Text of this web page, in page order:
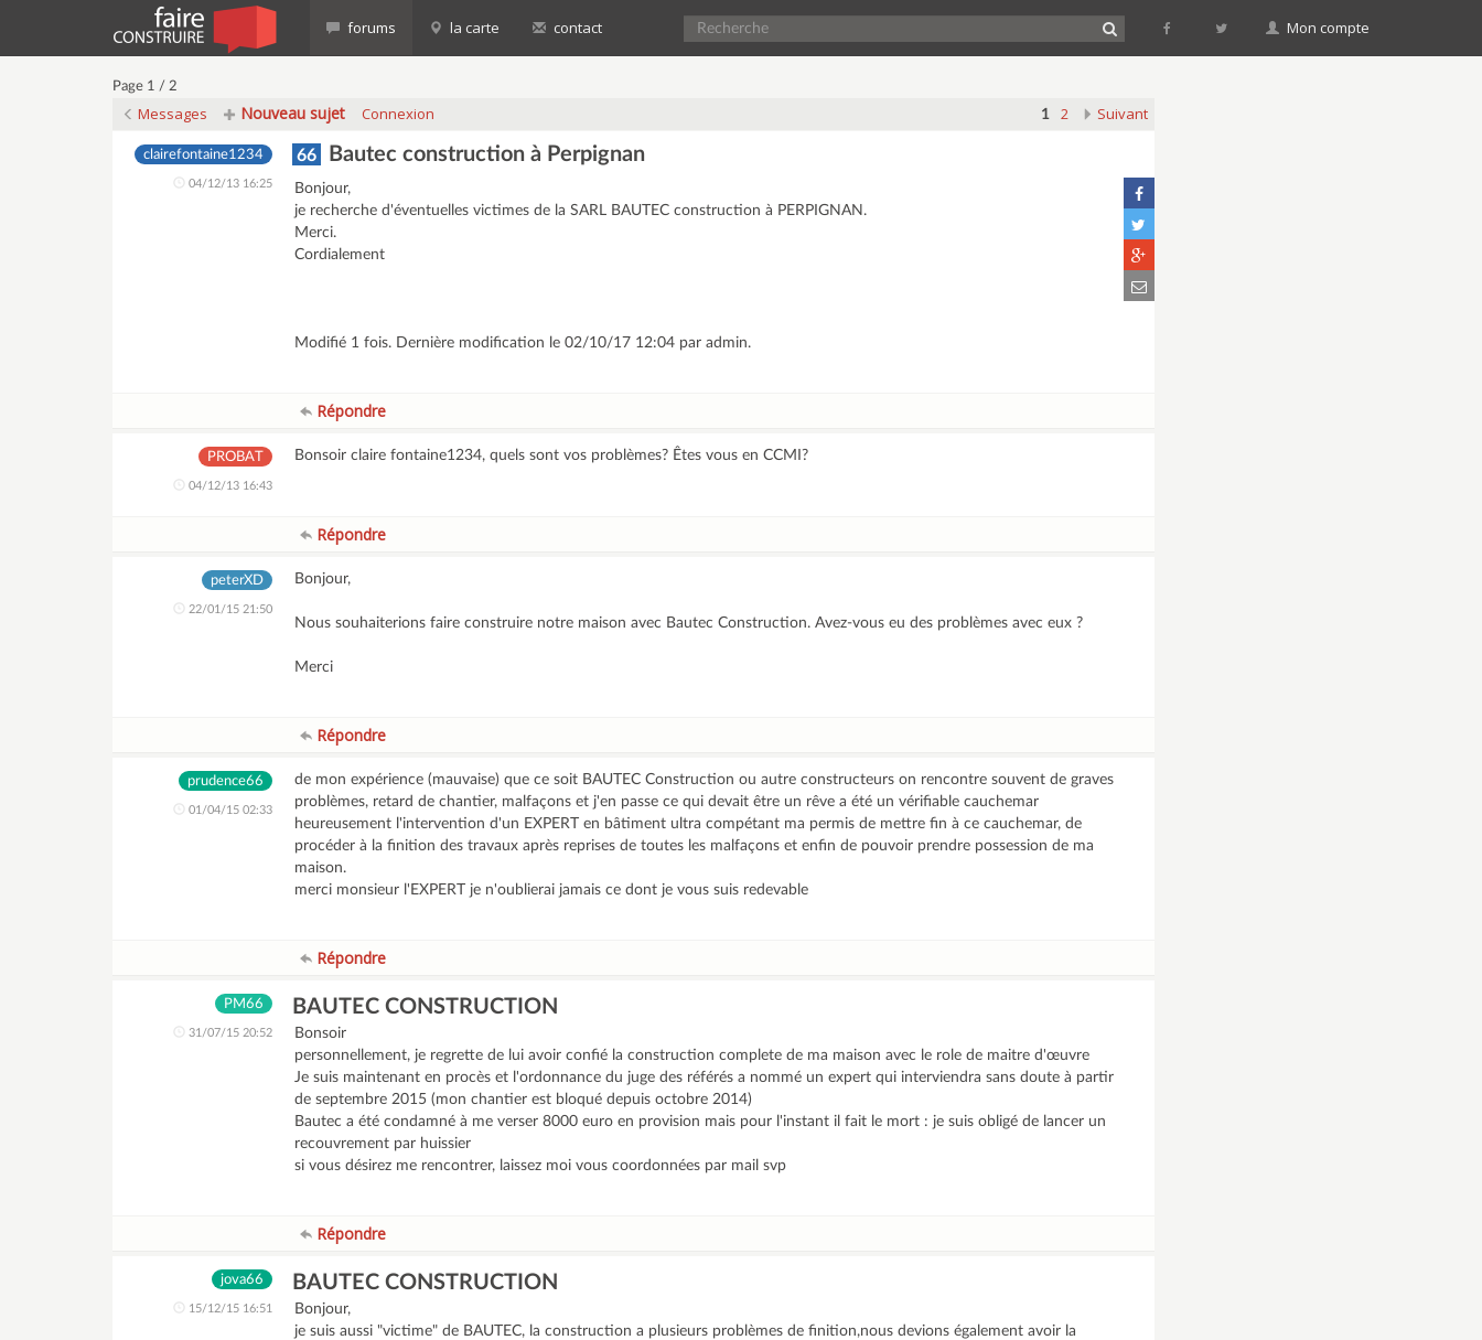
forums la carte contact Mon compte
Page 1 / 2
Messages Nouveau sujet Connexion 1 2 Suivant
clairefontaine1234
04/12/13 16:25
66 Bautec construction à Perpignan
Bonjour,
je recherche d'éventuelles victimes de la SARL BAUTEC construction à PERPIGNAN.
Merci.
Cordialement
Modifié 1 fois. Dernière modification le 02/10/17 12:04 par admin.
Répondre
PROBAT
04/12/13 16:43
Bonsoir claire fontaine1234, quels sont vos problèmes? Êtes vous en CCMI?
Répondre
peterXD
22/01/15 21:50
Bonjour,
Nous souhaiterions faire construire notre maison avec Bautec Construction. Avez-vous eu des problèmes avec eux ?
Merci
Répondre
prudence66
01/04/15 02:33
de mon expérience (mauvaise) que ce soit BAUTEC Construction ou autre constructeurs on rencontre souvent de graves
problèmes, retard de chantier, malfaçons et j'en passe ce qui devait être un rêve a été un vérifiable cauchemar
heureusement l'intervention d'un EXPERT en bâtiment ultra compétant ma permis de mettre fin à ce cauchemar, de
procéder à la finition des travaux après reprises de toutes les malfaçons et enfin de pouvoir prendre possession de ma
maison.
merci monsieur l'EXPERT je n'oublierai jamais ce dont je vous suis redevable
Répondre
PM66
31/07/15 20:52
BAUTEC CONSTRUCTION
Bonsoir
personnellement, je regrette de lui avoir confié la construction complete de ma maison avec le role de maitre d'œuvre
Je suis maintenant en procès et l'ordonnance du juge des référés a nommé un expert qui interviendra sans doute à partir
de septembre 2015 (mon chantier est bloqué depuis octobre 2014)
Bautec a été condamné à me verser 8000 euro en provision mais pour l'instant il fait le mort : je suis obligé de lancer un
recouvrement par huissier
si vous désirez me rencontrer, laissez moi vous coordonnées par mail svp
Répondre
jova66
15/12/15 16:51
BAUTEC CONSTRUCTION
Bonjour,
je suis aussi "victime" de BAUTEC, la construction a plusieurs problèmes de finition,nous devions également avoir la